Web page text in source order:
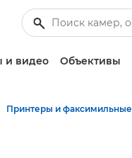
и видео Объективы